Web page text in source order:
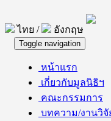
ไทย / อังกฤษ
Toggle navigation
หน้าแรก
เกี่ยวกับมูลนิธิฯ
คณะกรรมการ
บทความ/งานวิจั